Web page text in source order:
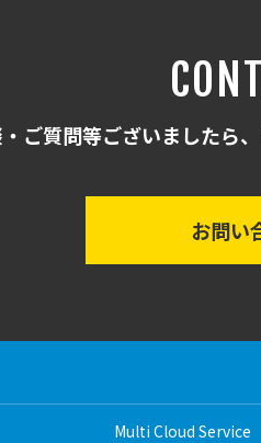
ご質問等ございましたら
お問い
Multi Cloud Service